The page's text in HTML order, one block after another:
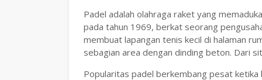
Padel adalah olahraga raket yang
pada tahun 1969, berkat seorang
membuat lapangan tenis kecil di halaman
sebagian area dengan dinding beton. Dari
Popularitas padel berkembang pesat